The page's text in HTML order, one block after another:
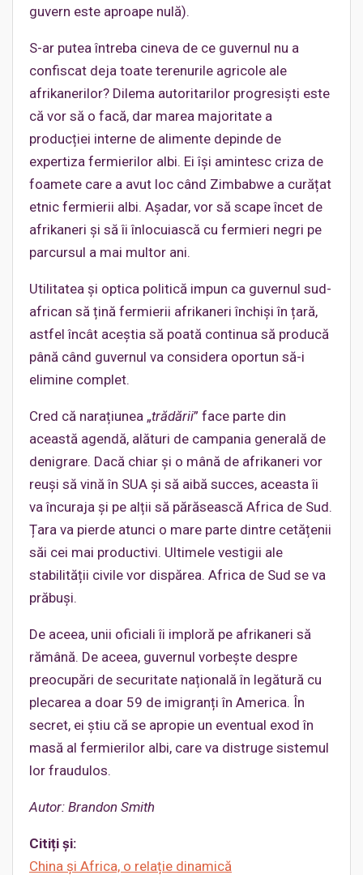
guvern este aproape nulă).
S-ar putea întreba cineva de ce guvernul nu a
confiscat deja toate terenurile agricole ale
afrikanerilor? Dilema autoritarilor progresiști este
că vor să o facă, dar marea majoritate a
producției interne de alimente depinde de
expertiza fermierilor albi. Ei își amintesc criza de
foamete care a avut loc când Zimbabwe a curățat
etnic fermierii albi. Așadar, vor să scape încet de
afrikaneri și să îi înlocuiască cu fermieri negri pe
parcursul a mai multor ani.
Utilitatea și optica politică impun ca guvernul sud-
african să țină fermierii afrikaneri închiși în țară,
astfel încât aceștia să poată continua să producă
până când guvernul va considera oportun să-i
elimine complet.
Cred că narațiunea „trădării” face parte din
această agendă, alături de campania generală de
denigrare. Dacă chiar și o mână de afrikaneri vor
reuși să vină în SUA și să aibă succes, aceasta îi
va încuraja și pe alții să părăsească Africa de Sud.
Țara va pierde atunci o mare parte dintre cetățenii
săi cei mai productivi. Ultimele vestigii ale
stabilității civile vor dispărea. Africa de Sud se va
prăbuși.
De aceea, unii oficiali îi imploră pe afrikaneri să
rămână. De aceea, guvernul vorbește despre
preocupări de securitate națională în legătură cu
plecarea a doar 59 de imigranți în America. În
secret, ei știu că se apropie un eventual exod în
masă al fermierilor albi, care va distruge sistemul
lor fraudulos.
Autor: Brandon Smith
Citiți și:
China și Africa, o relație dinamică